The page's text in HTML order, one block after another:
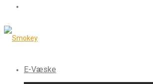
E-Væske